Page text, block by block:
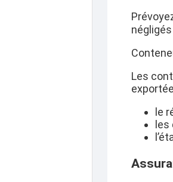
Les
le
les